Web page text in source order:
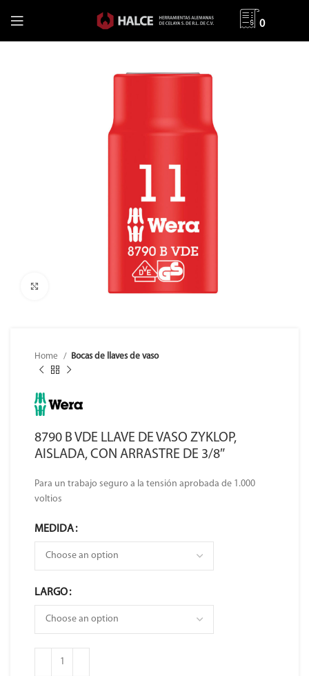
0
Home Bocas de llaves de vaso
8790 B VDE LLAVE DE VASO ZYKLOP,
AISLADA, CON ARRASTRE DE 3/8″
Para un trabajo seguro a la tensión aprobada de 1.000
voltios
MEDIDA
LARGO